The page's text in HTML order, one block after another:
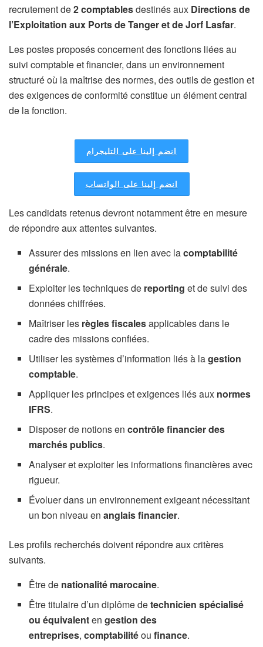
recrutement de2 comptablesdestinés aux Directions de
l’Exploitation aux Ports de Tanger et de Jorf Lasfar.
Les postes proposés concernent des fonctions liées au
suivi comptable et financier, dans un environnement
structuré où la maîtrise des normes, des outils de gestion et
des exigences de conformité constitue un élément central
de la fonction.
انضم إلينا على التليجرام
انضم إلينا على الواتساب
Les candidats retenus devront notamment être en mesure
de répondre aux attentes suivantes.
Assurer des missions en lien avec lacomptabilité
générale.
Exploiter les techniques de reporting et de suivi des
données chiffrées.
Maîtriser les règles fiscalesapplicables dans le
cadre des missions confiées.
Utiliser les systèmes d’information liés à lagestion
comptable.
Appliquer les principes et exigences liés aux normes
IFRS.
Disposer de notions encontrôle financier des
marchés publics.
Analyser et exploiter les informations financières avec
rigueur.
Évoluer dans un environnement exigeant nécessitant
un bon niveau enanglais financier.
Les profils recherchés doivent répondre aux critères
suivants.
Être de nationalité marocaine.
Être titulaire d’un diplôme detechnicien spécialisé
ou équivalentengestion des
entreprises,comptabilitéoufinance.